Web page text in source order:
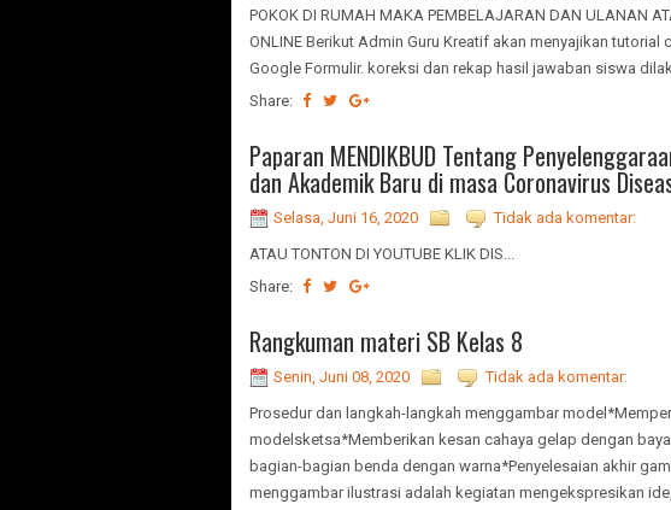
POKOK DI RUMAH MAKA PEMBELAJARAN DAN ULANAN
ONLINE Berikut Admin Guru Kreatif akan menyajikan
Google Formulir. koreksi dan rekap hasil jawaban siswa
Share:
Paparan MENDIKBUD Tentang
dan Akademik Baru di masa Coronavirus
Selasa, Juni 16, 2020
Tidak ada komentar:
ATAU TONTON DI YOUTUBE KLIK DIS...
Share:
Rangkuman materi SB Kelas 8
Senin, Juni 08, 2020
Tidak ada komentar:
Prosedur dan langkah-langkah menggambar
modelsketsa*Memberikan kesan cahaya gelap dengan
bagian-bagian benda dengan warna*Penyelesaian akhir
menggambar ilustrasi adalah kegiatan mengekspresikan